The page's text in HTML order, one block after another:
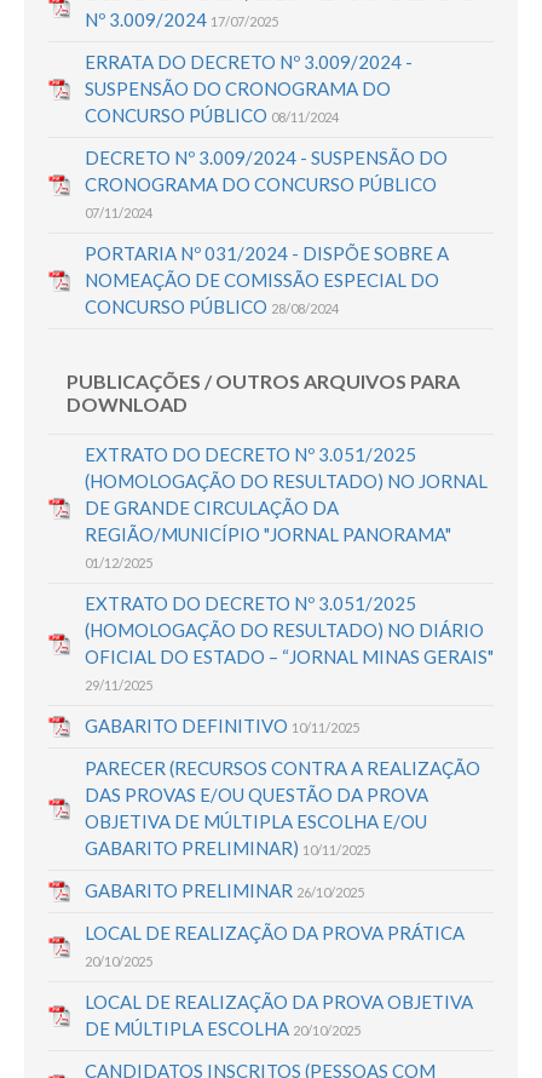
Nº 3.009/2024 17/07/2025
ERRATA DO DECRETO Nº 3.009/2024 -
SUSPENSÃO DO CRONOGRAMA DO
CONCURSO PÚBLICO 08/11/2024
DECRETO Nº 3.009/2024 - SUSPENSÃO DO
CRONOGRAMA DO CONCURSO PÚBLICO
07/11/2024
PORTARIA Nº 031/2024 - DISPÕE SOBRE A
NOMEAÇÃO DE COMISSÃO ESPECIAL DO
CONCURSO PÚBLICO 28/08/2024
PUBLICAÇÕES / OUTROS ARQUIVOS PARA
DOWNLOAD
EXTRATO DO DECRETO Nº 3.051/2025
(HOMOLOGAÇÃO DO RESULTADO) NO JORNAL
DE GRANDE CIRCULAÇÃO DA
REGIÃO/MUNICÍPIO "JORNAL PANORAMA"
01/12/2025
EXTRATO DO DECRETO Nº 3.051/2025
(HOMOLOGAÇÃO DO RESULTADO) NO DIÁRIO
OFICIAL DO ESTADO – “JORNAL MINAS GERAIS"
29/11/2025
GABARITO DEFINITIVO 10/11/2025
PARECER (RECURSOS CONTRA A REALIZAÇÃO
DAS PROVAS E/OU QUESTÃO DA PROVA
OBJETIVA DE MÚLTIPLA ESCOLHA E/OU
GABARITO PRELIMINAR) 10/11/2025
GABARITO PRELIMINAR 26/10/2025
LOCAL DE REALIZAÇÃO DA PROVA PRÁTICA
20/10/2025
LOCAL DE REALIZAÇÃO DA PROVA OBJETIVA
DE MÚLTIPLA ESCOLHA 20/10/2025
CANDIDATOS INSCRITOS (PESSOAS COM